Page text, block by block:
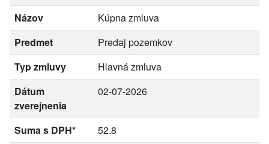
Názov
Kúpna zmluva
Predmet
Predaj pozemkov
Typ zmluvy
Hlavná zmluva
Dátum
zverejnenia
02-07-2026
Suma s DPH*
52.8